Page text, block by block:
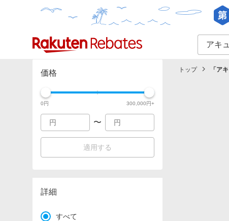
カテゴリー一覧 イベント一覧
価格
0円 300,000円+
〜
適用する
詳細
すべて
トップ 「 ア